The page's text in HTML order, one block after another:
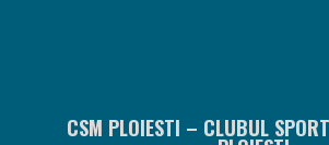
CSM PLOIESTI – CLUBUL